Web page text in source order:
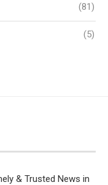
(81)
(5)
& Trusted News in